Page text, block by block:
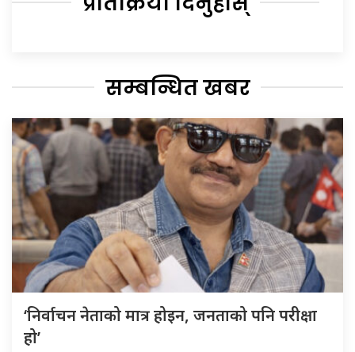
सम्बन्धित खबर
‘निर्वाचन नेताको मात्र होइन, जनताको पनि परीक्षा
हो’